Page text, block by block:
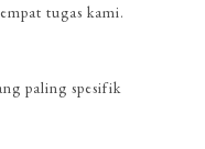
tugas kami.
paling spesifik